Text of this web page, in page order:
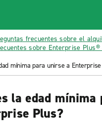
frecuentes sobre el
sobre Enterprise Plus®
mínima para unirse a
la edad
Plus?